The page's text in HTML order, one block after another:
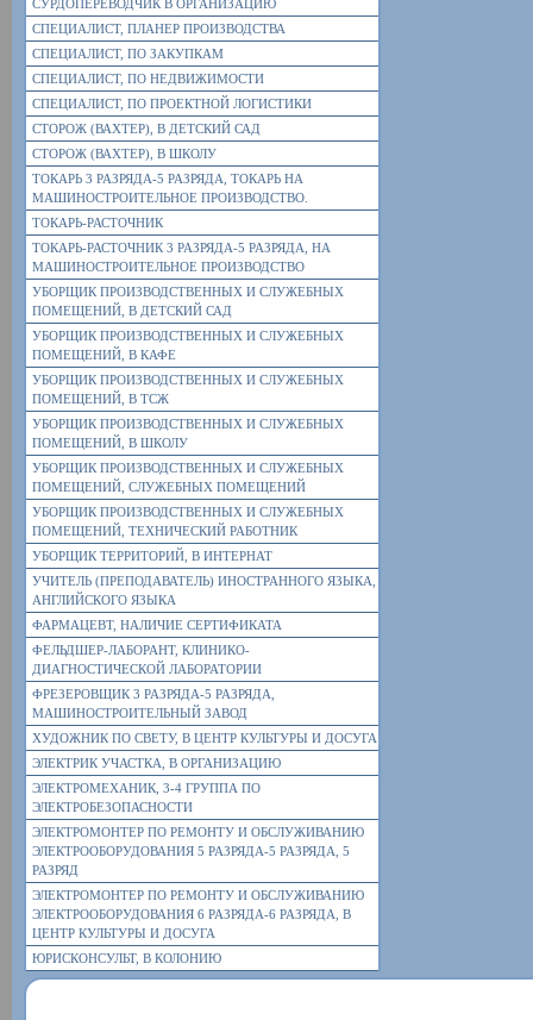
СУРДОПЕРЕВОДЧИК В ОРГАНИЗАЦИЮ
СПЕЦИАЛИСТ, ПЛАНЕР ПРОИЗВОДСТВА
СПЕЦИАЛИСТ, ПО ЗАКУПКАМ
СПЕЦИАЛИСТ, ПО НЕДВИЖИМОСТИ
СПЕЦИАЛИСТ, ПО ПРОЕКТНОЙ ЛОГИСТИКИ
СТОРОЖ (ВАХТЕР), В ДЕТСКИЙ САД
СТОРОЖ (ВАХТЕР), В ШКОЛУ
ТОКАРЬ 3 РАЗРЯДА-5 РАЗРЯДА, ТОКАРЬ НА
МАШИНОСТРОИТЕЛЬНОЕ ПРОИЗВОДСТВО.
ТОКАРЬ-РАСТОЧНИК
ТОКАРЬ-РАСТОЧНИК 3 РАЗРЯДА-5 РАЗРЯДА, НА
МАШИНОСТРОИТЕЛЬНОЕ ПРОИЗВОДСТВО
УБОРЩИК ПРОИЗВОДСТВЕННЫХ И СЛУЖЕБНЫХ
ПОМЕЩЕНИЙ, В ДЕТСКИЙ САД
УБОРЩИК ПРОИЗВОДСТВЕННЫХ И СЛУЖЕБНЫХ
ПОМЕЩЕНИЙ, В КАФЕ
УБОРЩИК ПРОИЗВОДСТВЕННЫХ И СЛУЖЕБНЫХ
ПОМЕЩЕНИЙ, В ТСЖ
УБОРЩИК ПРОИЗВОДСТВЕННЫХ И СЛУЖЕБНЫХ
ПОМЕЩЕНИЙ, В ШКОЛУ
УБОРЩИК ПРОИЗВОДСТВЕННЫХ И СЛУЖЕБНЫХ
ПОМЕЩЕНИЙ, СЛУЖЕБНЫХ ПОМЕЩЕНИЙ
УБОРЩИК ПРОИЗВОДСТВЕННЫХ И СЛУЖЕБНЫХ
ПОМЕЩЕНИЙ, ТЕХНИЧЕСКИЙ РАБОТНИК
УБОРЩИК ТЕРРИТОРИЙ, В ИНТЕРНАТ
УЧИТЕЛЬ (ПРЕПОДАВАТЕЛЬ) ИНОСТРАННОГО ЯЗЫКА,
АНГЛИЙСКОГО ЯЗЫКА
ФАРМАЦЕВТ, НАЛИЧИЕ СЕРТИФИКАТА
ФЕЛЬДШЕР-ЛАБОРАНТ, КЛИНИКО-
ДИАГНОСТИЧЕСКОЙ ЛАБОРАТОРИИ
ФРЕЗЕРОВЩИК 3 РАЗРЯДА-5 РАЗРЯДА,
МАШИНОСТРОИТЕЛЬНЫЙ ЗАВОД
ХУДОЖНИК ПО СВЕТУ, В ЦЕНТР КУЛЬТУРЫ И ДОСУГА
ЭЛЕКТРИК УЧАСТКА, В ОРГАНИЗАЦИЮ
ЭЛЕКТРОМЕХАНИК, 3-4 ГРУППА ПО
ЭЛЕКТРОБЕЗОПАСНОСТИ
ЭЛЕКТРОМОНТЕР ПО РЕМОНТУ И ОБСЛУЖИВАНИЮ
ЭЛЕКТРООБОРУДОВАНИЯ 5 РАЗРЯДА-5 РАЗРЯДА, 5
РАЗРЯД
ЭЛЕКТРОМОНТЕР ПО РЕМОНТУ И ОБСЛУЖИВАНИЮ
ЭЛЕКТРООБОРУДОВАНИЯ 6 РАЗРЯДА-6 РАЗРЯДА, В
ЦЕНТР КУЛЬТУРЫ И ДОСУГА
ЮРИСКОНСУЛЬТ, В КОЛОНИЮ